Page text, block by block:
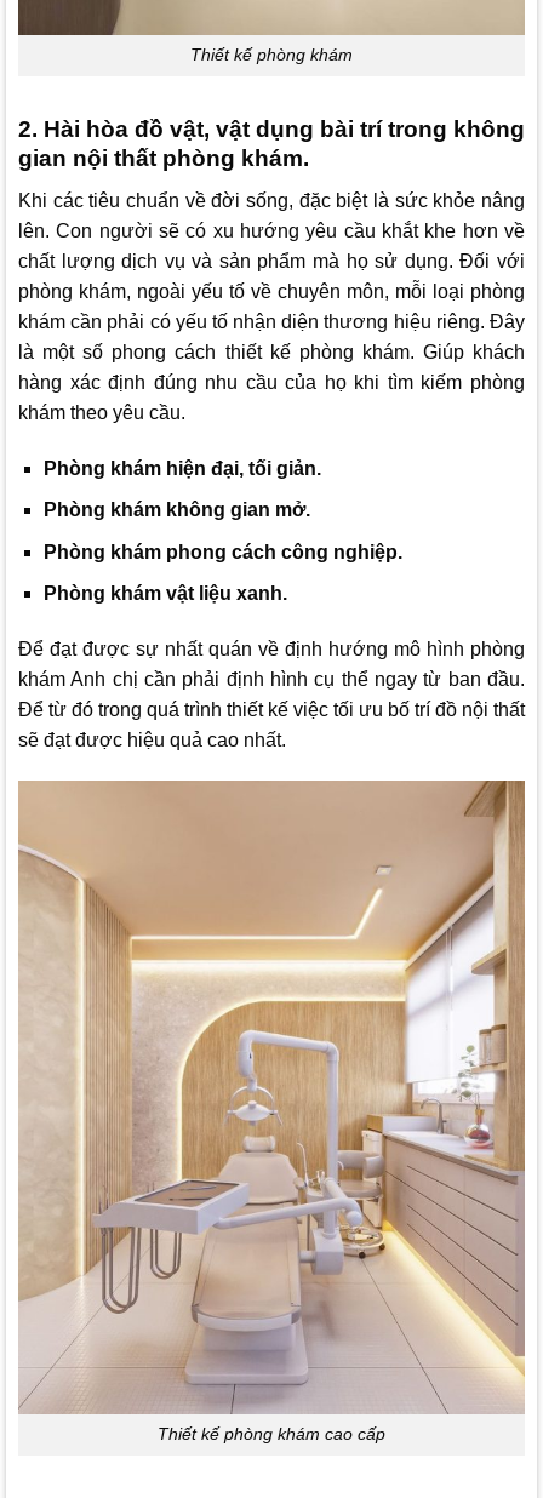
Thiết kế phòng khám
2. Hài hòa đồ vật, vật dụng bài trí trong không
gian nội thất phòng khám.
Khi các tiêu chuẩn về đời sống, đặc biệt là sức khỏe nâng
lên. Con người sẽ có xu hướng yêu cầu khắt khe hơn về
chất lượng dịch vụ và sản phẩm mà họ sử dụng. Đối với
phòng khám, ngoài yếu tố về chuyên môn, mỗi loại phòng
khám cần phải có yếu tố nhận diện thương hiệu riêng. Đây
là một số phong cách thiết kế phòng khám. Giúp khách
hàng xác định đúng nhu cầu của họ khi tìm kiếm phòng
khám theo yêu cầu.
Phòng khám hiện đại, tối giản.
Phòng khám không gian mở.
Phòng khám phong cách công nghiệp.
Phòng khám vật liệu xanh.
Để đạt được sự nhất quán về định hướng mô hình phòng
khám Anh chị cần phải định hình cụ thể ngay từ ban đầu.
Để từ đó trong quá trình thiết kế việc tối ưu bố trí đồ nội thất
sẽ đạt được hiệu quả cao nhất.
Thiết kế phòng khám cao cấp